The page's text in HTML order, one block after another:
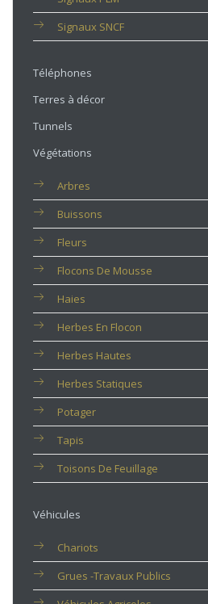
Signaux SNCF
Téléphones
Terres à décor
Tunnels
Végétations
Arbres
Buissons
Fleurs
Flocons De Mousse
Haies
Herbes En Flocon
Herbes Hautes
Herbes Statiques
Potager
Tapis
Toisons De Feuillage
Véhicules
Chariots
Grues -travaux Publics